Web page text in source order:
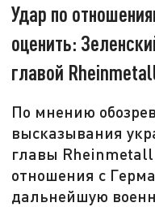
Удар по
оценить:
главой
По мнению
высказывания
главы Rheinmetall
отношения с
дальнейшую